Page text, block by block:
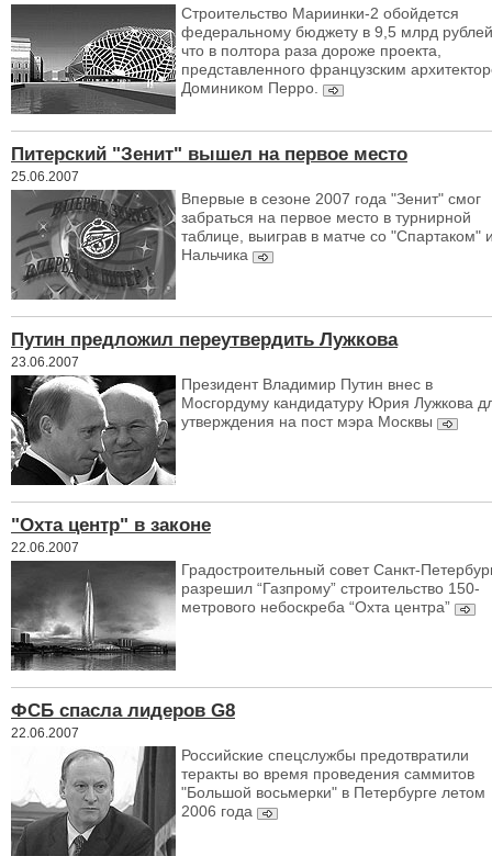
Строительство Мариинки-2 обойдется
федеральному бюджету в 9,5 млрд
что в полтора раза дороже проекта,
представленного французским
Домиником Перро.
Питерский "Зенит" вышел на первое место
25.06.2007
Впервые в сезоне 2007 года "Зенит" смог
забраться на первое место в турнирной
таблице, выиграв в матче со "Спартаком"
Нальчика
Путин предложил переутвердить Лужкова
23.06.2007
Президент Владимир Путин внес в
Мосгордуму кандидатуру Юрия Лужкова
утверждения на пост мэра Москвы
"Охта центр" в законе
22.06.2007
Градостроительный совет Санкт-
разрешил “Газпрому” строительство 150-
метрового небоскреба “Охта центра”
ФСБ спасла лидеров G8
22.06.2007
Российские спецслужбы предотвратили
теракты во время проведения саммитов
"Большой восьмерки" в Петербурге летом
2006 года